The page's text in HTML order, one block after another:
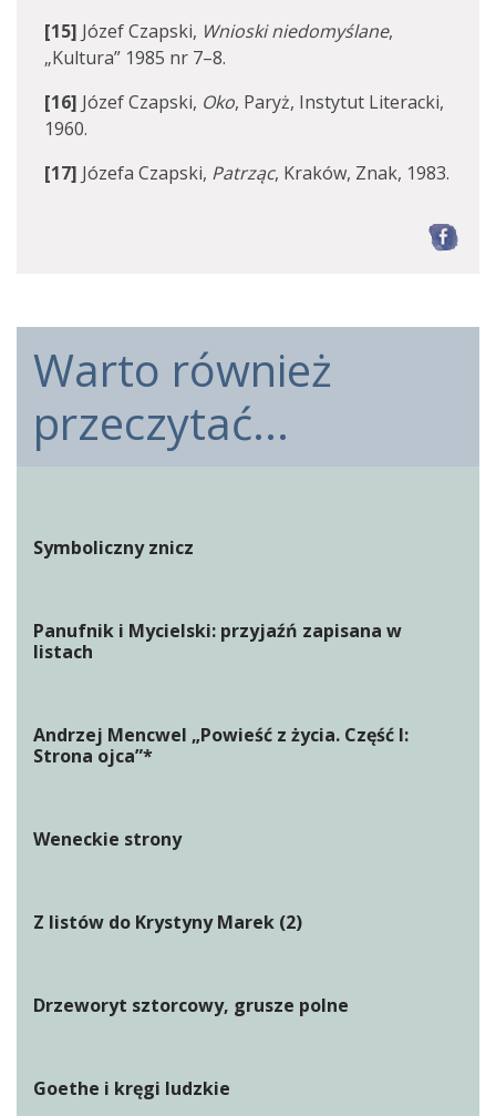
[15] Józef Czapski, Wnioski niedomyślane,
„Kultura” 1985 nr 7–8.
[16] Józef Czapski, Oko, Paryż, Instytut Literacki,
1960.
[17] Józefa Czapski, Patrząc, Kraków, Znak, 1983.
Warto również
przeczytać...
Symboliczny znicz
Panufnik i Mycielski: przyjaźń zapisana w
listach
Andrzej Mencwel „Powieść z życia. Część I:
Strona ojca”*
Weneckie strony
Z listów do Krystyny Marek (2)
Drzeworyt sztorcowy, grusze polne
Goethe i kręgi ludzkie